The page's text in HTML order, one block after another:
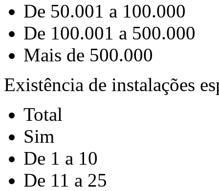
De 50.001 a 100.000
De 100.001 a 500.000
Mais de 500.000
Existência de instalações
Total
Sim
De 1 a 10
De 11 a 25